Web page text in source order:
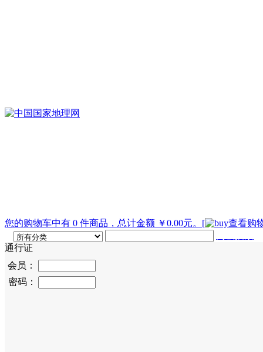
您的购物车中有 0 件商品，总计金额 ￥0.00元。 [
查看购
通行证
会员：
密码：